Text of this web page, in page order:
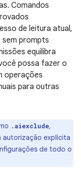
Comandos
de leitura atual,
sem prompts
equilibra
possa fazer o
operações
para outras
.aiexclude,
autorização explícita
de todo o